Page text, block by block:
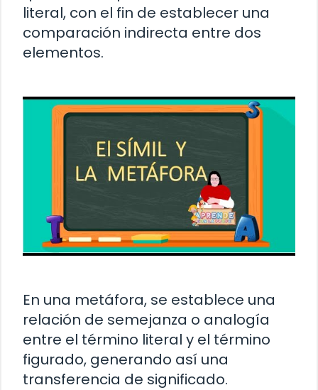
literal, con el fin de establecer una
comparación indirecta entre dos
elementos.
En una metáfora, se establece una
relación de semejanza o analogía
entre el término literal y el término
figurado, generando así una
transferencia de significado.